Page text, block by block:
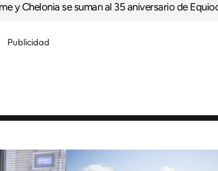
se suman al 35 aniversario de EquiocioFerrol
Publicidad